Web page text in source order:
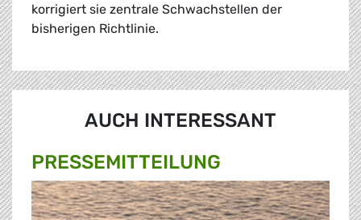
korrigiert sie zentrale Schwachstellen der
bisherigen Richtlinie.
AUCH INTERESSANT
PRESSE­MITTEILUNG